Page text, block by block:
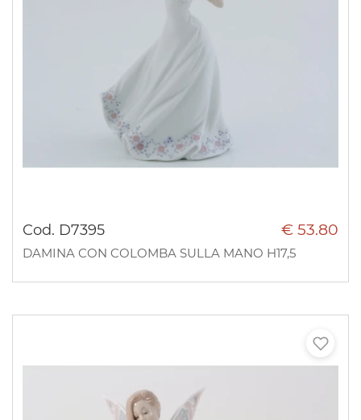
Cod. D7395 € 53.80
DAMINA CON COLOMBA SULLA MANO H17,5